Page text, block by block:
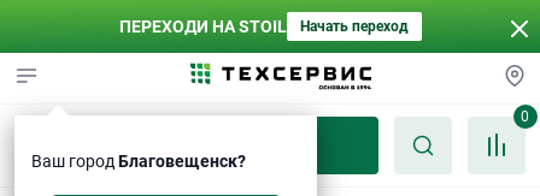
ПЕРЕХОДИ НА STOIL Начать переход
Ваш город Благовещенск?
0